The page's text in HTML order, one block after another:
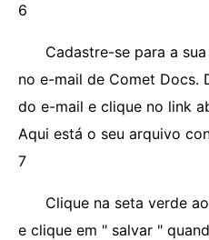
6
Cadastre-se para a
no e-mail de Comet Docs.
do e-mail e clique no link
Aqui está o seu arquivo
7
Clique na seta verde
e clique em " salvar "